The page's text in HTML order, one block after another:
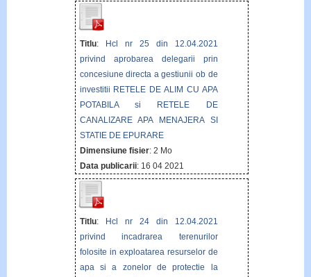
Titlu:
Hcl nr 25 din 12.04.2021
privind aprobarea delegarii prin
concesiune directa a gestiunii ob de
investitii RETELE DE ALIM CU APA
POTABILA si RETELE DE
CANALIZARE APA MENAJERA SI
STATIE DE EPURARE
Dimensiune fisier: 2 Mo
Data publicarii: 16 04 2021
Titlu:
Hcl nr 24 din 12.04.2021
privind incadrarea terenurilor
folosite in exploatarea resurselor de
apa si a zonelor de protectie la